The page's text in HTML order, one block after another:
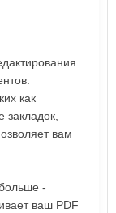
как
закладок,
вам
-
ваш PDF